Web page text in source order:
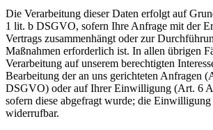
Die Verarbeitung dieser Daten erfolgt auf
1 lit. b DSGVO, sofern Ihre Anfrage mit der
Vertrags zusammenhängt oder zur
Maßnahmen erforderlich ist. In allen übrigen
Verarbeitung auf unserem berechtigten
Bearbeitung der an uns gerichteten Anfragen
DSGVO) oder auf Ihrer Einwilligung (Art. 6
sofern diese abgefragt wurde; die Einwilligung
widerrufbar.